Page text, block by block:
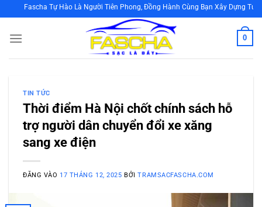
qua
nội
Fascha Tự Hào Là Người Tiên Phong, Đồng Hành Cùng Bạn Xây Dựng Tương Lai
0
TIN TỨC
Thời điểm Hà Nội chốt chính sách hỗ
trợ người dân chuyển đổi xe xăng
sang xe điện
ĐĂNG VÀO 17 THÁNG 12, 2025 BỞITRAMSACFASCHA.COM